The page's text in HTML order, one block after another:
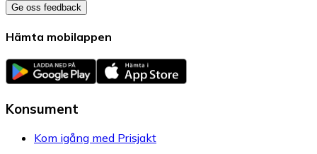
Ge oss feedback
Hämta mobilappen
Konsument
Kom igång med Prisjakt